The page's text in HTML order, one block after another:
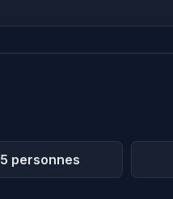
5 personnes